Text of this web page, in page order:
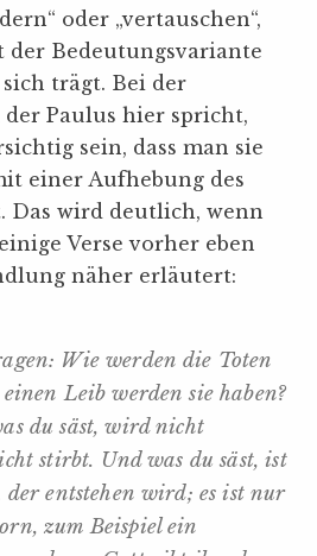
oder „vertauschen“,
der Bedeutungsvariante
trägt. Bei der
Paulus hier spricht,
sein, dass man sie
einer Aufhebung des
Das wird deutlich, wenn
Verse vorher eben
näher erläutert:
Wie werden die Toten
Leib werden sie haben?
du säst, wird nicht
stirbt. Und was du säst, ist
entstehen wird; es ist nur
zum Beispiel ein